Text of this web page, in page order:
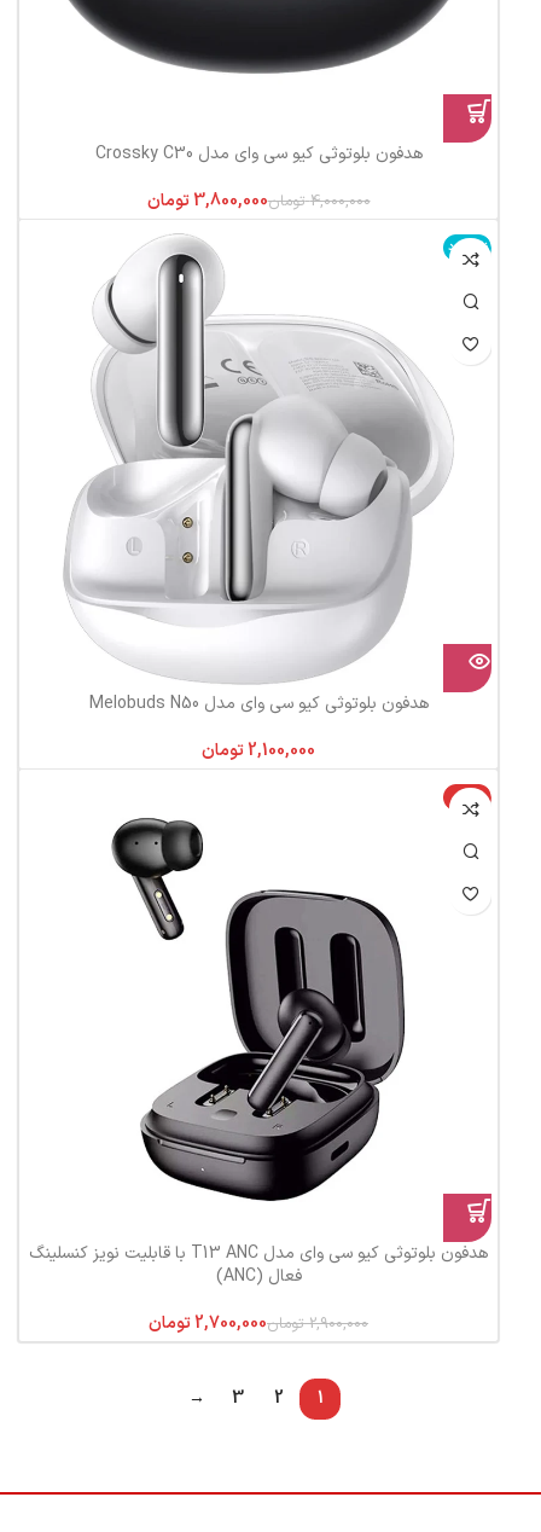
هدفون بلوتوثی کیو سی وای مدل Crossky C30
4,000,000 تومان3,800,000 تومان
ناموجود
هدفون بلوتوثی کیو سی وای مدل Melobuds N50
تومان
-7%
هدفون بلوتوثی کیو سی وای مدل T13 ANC با قابلیت نویز کنسلینگ
فعال (ANC)
2,900,000 تومان2,700,000تومان
1
2
3
→